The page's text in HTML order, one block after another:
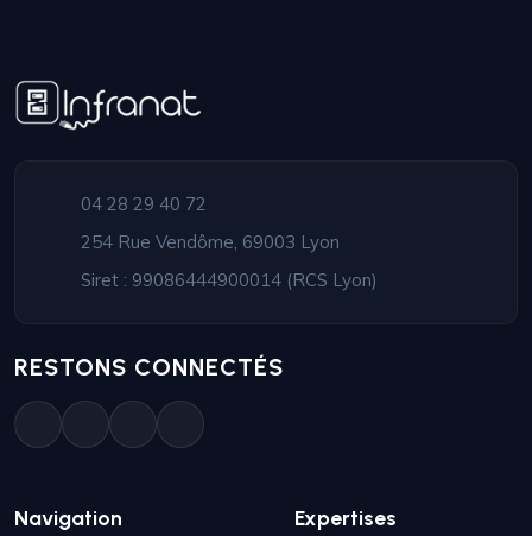
04 28 29 40 72
254 Rue Vendôme, 69003 Lyon
Siret : 99086444900014 (RCS Lyon)
RESTONS CONNECTÉS
Navigation Expertises